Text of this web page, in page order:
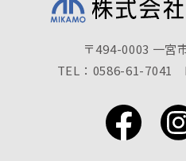
〒494-0003 一宮
TEL：0586-61-7041